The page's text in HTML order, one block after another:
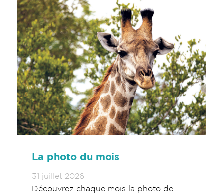
La photo du mois
31 juillet 2026
Découvrez chaque mois la photo de